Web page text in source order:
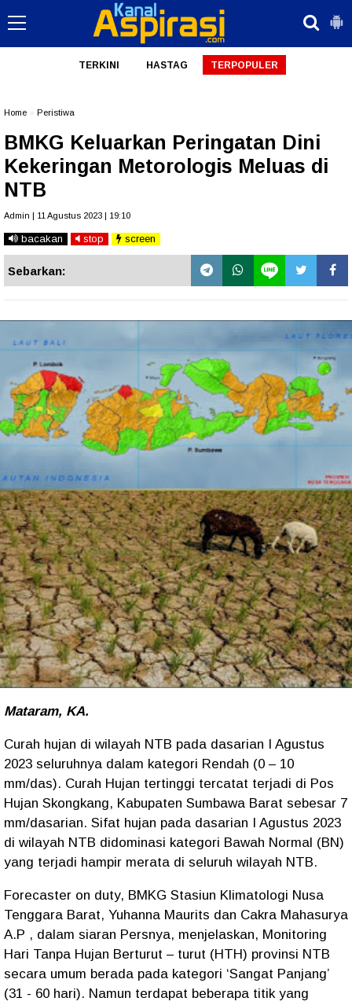
TERKINI HASTAG TERPOPULER
Home Peristiwa
BMKG Keluarkan Peringatan Dini
Kekeringan Metorologis Meluas di
NTB
Admin | 11 Agustus 2023 | 19:10
bacakan stop screen
Sebarkan:
Mataram, KA.
Curah hujan di wilayah NTB pada dasarian I Agustus
2023 seluruhnya dalam kategori Rendah (0 – 10
mm/das). Curah Hujan tertinggi tercatat terjadi di Pos
Hujan Skongkang, Kabupaten Sumbawa Barat sebesar 7
mm/dasarian. Sifat hujan pada dasarian I Agustus 2023
di wilayah NTB didominasi kategori Bawah Normal (BN)
yang terjadi hampir merata di seluruh wilayah NTB.
Forecaster on duty, BMKG Stasiun Klimatologi Nusa
Tenggara Barat, Yuhanna Maurits dan Cakra Mahasurya
A.P , dalam siaran Persnya, menjelaskan, Monitoring
Hari Tanpa Hujan Berturut – turut (HTH) provinsi NTB
secara umum berada pada kategori ‘Sangat Panjang’
(31 - 60 hari). Namun terdapat beberapa titik yang